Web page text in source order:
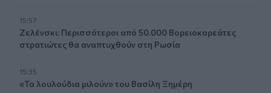
15:57
Ζελένσκι: Περισσότεροι από 50.000 Βορειοκορεάτες
στρατιώτες θα αναπτυχθούν στη Ρωσία
15:35
«Τα λουλούδια μιλούν» του Βασίλη Ξημέρη